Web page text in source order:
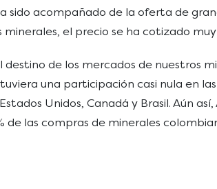
acompañado de la oferta de
minerales, el precio se ha cotizado
de los mercados de nuestros
una participación casi nula en
Unidos, Canadá y Brasil. Aún
de las compras de minerales